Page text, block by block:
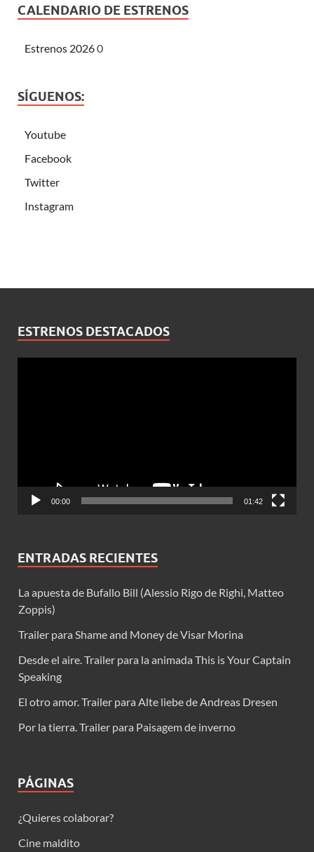
CALENDARIO DE ESTRENOS
Estrenos 20260
SÍGUENOS:
Youtube
Facebook
Twitter
Instagram
ESTRENOS DESTACADOS
00:00 01:42
ENTRADAS RECIENTES
La apuesta de Bufallo Bill (Alessio Rigo de Righi, Matteo
Zoppis)
Trailer para Shame and Money de Visar Morina
Desde el aire. Trailer para la animada This is Your Captain
Speaking
El otro amor. Trailer para Alte liebe de Andreas Dresen
Por la tierra. Trailer para Paisagem de inverno
PÁGINAS
¿Quieres colaborar?
Cine maldito